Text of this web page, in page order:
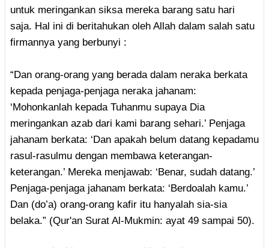
untuk meringankan siksa mereka barang satu hari
saja. Hal ini di beritahukan oleh Allah dalam salah satu
firmannya yang berbunyi :
“Dan orang-orang yang berada dalam neraka berkata
kepada penjaga-penjaga neraka jahanam:
‘Mohonkanlah kepada Tuhanmu supaya Dia
meringankan azab dari kami barang sehari.’ Penjaga
jahanam berkata: ‘Dan apakah belum datang kepadamu
rasul-rasulmu dengan membawa keterangan-
keterangan.’ Mereka menjawab: ‘Benar, sudah datang.’
Penjaga-penjaga jahanam berkata: ‘Berdoalah kamu.’
Dan (do’a) orang-orang kafir itu hanyalah sia-sia
belaka.” (Qur'an Surat Al-Mukmin: ayat 49 sampai 50).